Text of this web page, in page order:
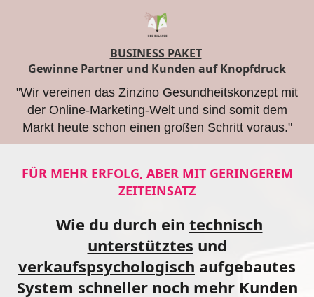
BUSINESS PAKET
Gewinne Partner und Kunden auf Knopfdruck
"Wir vereinen das Zinzino Gesundheitskonzept mit
der Online-Marketing-Welt und sind somit dem
Markt heute schon einen großen Schritt voraus."
FÜR MEHR ERFOLG, ABER MIT GERINGEREM
ZEITEINSATZ
Wie du durch ein technisch
unterstütztes und
verkaufspsychologisch aufgebautes
System schneller noch mehr Kunden